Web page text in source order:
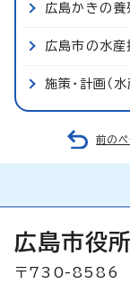
広島かきの養
広島市の水産
施策・計画（水
前の
広島市役所
〒730-8586